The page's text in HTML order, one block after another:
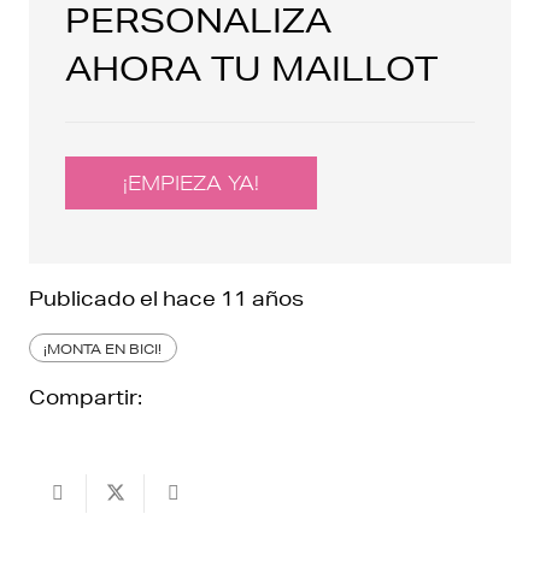
PERSONALIZA
AHORA TU MAILLOT
¡EMPIEZA YA!
Publicado el hace 11 años
¡MONTA EN BICI!
Compartir: